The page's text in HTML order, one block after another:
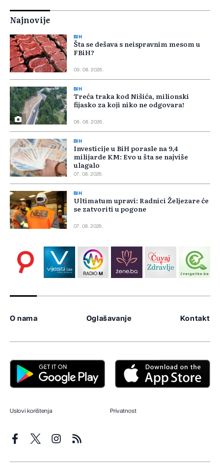
Najnovije
BIH
Šta se dešava s neispravnim mesom u
FBiH?
09. 08. 2026.
BIH
Treća traka kod Nišića, milionski
fijasko za koji niko ne odgovara!
08. 08. 2026.
BIH
Investicije u BiH porasle na 9,4
milijarde KM: Evo u šta se najviše
ulagalo
07. 08. 2026.
BIH
Ultimatum upravi: Radnici Željezare će
se zatvoriti u pogone
07. 08. 2026.
O nama Oglašavanje Kontakt
Uslovi korištenja Privatnost